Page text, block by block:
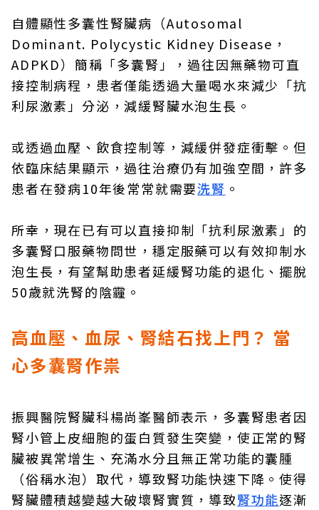
自體顯性多囊性腎臟病（Autosomal
Dominant. Polycystic Kidney Disease，
ADPKD）簡稱「多囊腎」，過往因無藥物可直
接控制病程，患者僅能透過大量喝水來減少「抗
利尿激素」分泌，減緩腎臟水泡生長。
或透過血壓、飲食控制等，減緩併發症衝擊。但
依臨床結果顯示，過往治療仍有加強空間，許多
患者在發病10年後常常就需要洗腎 。
所幸，現在已有可以直接抑制「抗利尿激素」的
多囊腎口服藥物問世，穩定服藥可以有效抑制水
泡生長，有望幫助患者延緩腎功能的退化、擺脫
50歲就洗腎的陰霾。
高血壓、血尿、腎結石找上門？ 當
心多囊腎作祟
振興醫院腎臟科楊尚峯醫師表示，多囊腎患者因
腎小管上皮細胞的蛋白質發生突變，使正常的腎
臟被異常增生、充滿水分且無正常功能的囊腫
（俗稱水泡）取代，導致腎功能快速下降。使得
腎臟體積越變越大破壞腎實質，導致腎功能逐漸